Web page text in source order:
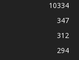
10334
347
312
294